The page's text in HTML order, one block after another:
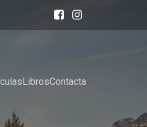
LibrosContacta